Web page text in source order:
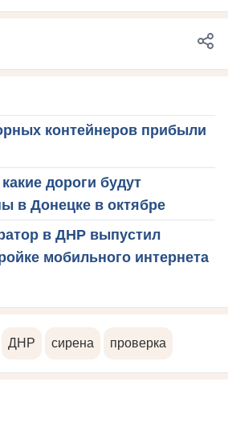
контейнеров прибыли
дороги будут
в Донецке в октябре
в ДНР выпустил
мобильного интернета
ДНР сирена проверка